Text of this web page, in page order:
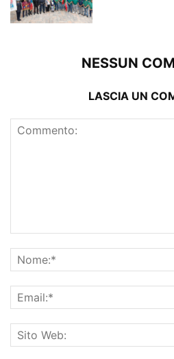
NESSUN
LASCIA UN